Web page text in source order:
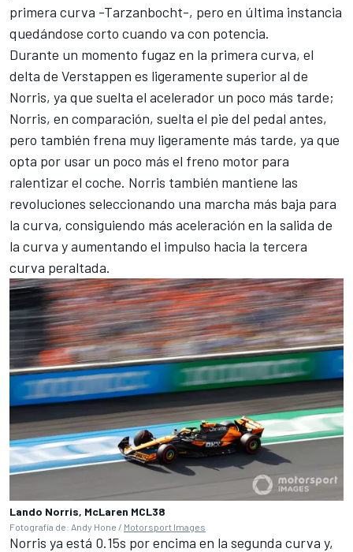
primera curva -Tarzanbocht-, pero en última instancia
quedándose corto cuando va con potencia.
Durante un momento fugaz en la primera curva, el
delta de Verstappen es ligeramente superior al de
Norris, ya que suelta el acelerador un poco más tarde;
Norris, en comparación, suelta el pie del pedal antes,
pero también frena muy ligeramente más tarde, ya que
opta por usar un poco más el freno motor para
ralentizar el coche. Norris también mantiene las
revoluciones seleccionando una marcha más baja para
la curva, consiguiendo más aceleración en la salida de
la curva y aumentando el impulso hacia la tercera
curva peraltada.
Lando Norris, McLaren MCL38
Fotografía de: Andy Hone / Motorsport Images
Norris ya está 0.15s por encima en la segunda curva y,